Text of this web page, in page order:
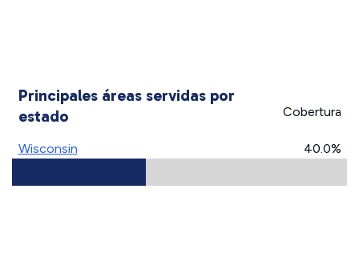
Principales áreas servidas por
estado
Cobertura
Wisconsin 40.0%